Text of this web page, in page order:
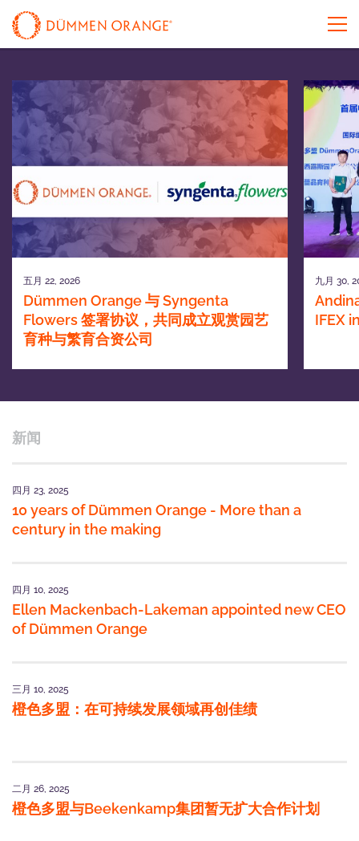
五月 22, 2026
Dümmen Orange 与 Syngenta
Flowers 签署协议，共同成立观赏园艺
育种与繁育合资公司
九月 30,
IFEX
新闻
四月 23, 2025
10 years of Dümmen Orange - More than a
century in the making
四月 10, 2025
Ellen Mackenbach-Lakeman appointed new CEO
of Dümmen Orange
三月 10, 2025
橙色多盟：在可持续发展领域再创佳绩
二月 26, 2025
橙色多盟与Beekenkamp集团暂无扩大合作计划